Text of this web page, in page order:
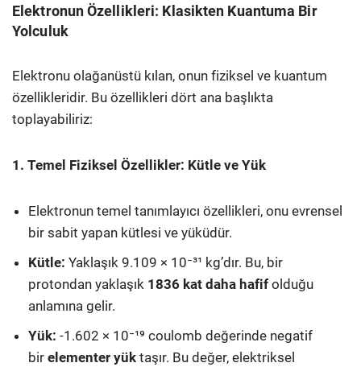
Elektronun Özellikleri: Klasikten Kuantuma Bir
Yolculuk
Elektronu olağanüstü kılan, onun fiziksel ve kuantum
özellikleridir. Bu özellikleri dört ana başlıkta
toplayabiliriz:
1. Temel Fiziksel Özellikler: Kütle ve Yük
Elektronun temel tanımlayıcı özellikleri, onu evrensel
bir sabit yapan kütlesi ve yüküdür.
Kütle: Yaklaşık 9.109 × 10⁻³¹ kg’dır. Bu, bir
protondan yaklaşık 1836 kat daha hafif olduğu
anlamına gelir.
Yük: -1.602 × 10⁻¹⁹ coulomb değerinde negatif
bir elementer yük taşır. Bu değer, elektriksel